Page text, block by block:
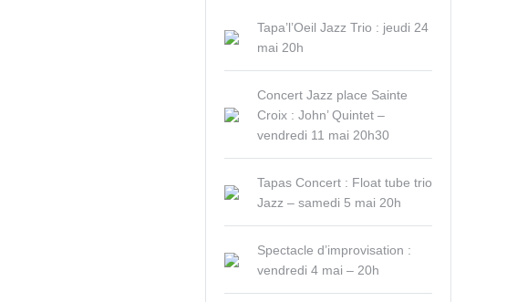
Tapa’l’Oeil Jazz Trio : jeudi 24
mai 20h
Concert Jazz place Sainte
Croix : John’ Quintet –
vendredi 11 mai 20h30
Tapas Concert : Float tube trio
Jazz – samedi 5 mai 20h
Spectacle d’improvisation :
vendredi 4 mai – 20h